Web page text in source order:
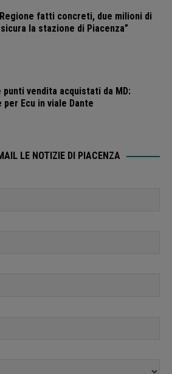
Regione fatti concreti, due milioni di
la stazione di Piacenza”
vendita acquistati da MD:
Ecu in viale Dante
LE NOTIZIE DI PIACENZA